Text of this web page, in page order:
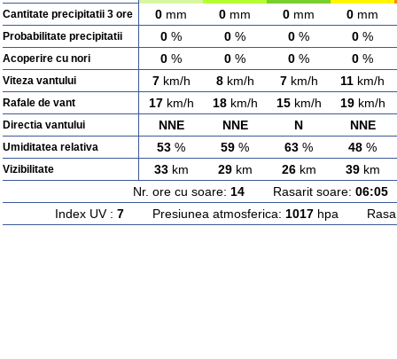
Cantitate precipitatii 3 ore 0 mm 0 mm 0 mm 0 mm
Probabilitate precipitatii 0 % 0 % 0 % 0 %
Acoperire cu nori 0 % 0 % 0 % 0 %
Viteza vantului 7km/h 8km/h 7km/h 11 km/h
Rafale de vant 17km/h 18km/h 15km/h 19km/h
Directia vantului NNE NNE N NNE
Umiditatea relativa 53 % 59 % 63 % 48 %
Vizibilitate 33km 29km 26km 39km
Nr. ore cu soare: 14Rasarit soare: 06:05
Index UV : 7Presiunea atmosferica: 1017hpa